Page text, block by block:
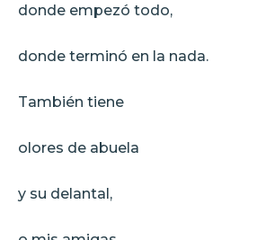
donde empezó todo,
donde terminó en la nada.
También tiene
olores de abuela
y su delantal,